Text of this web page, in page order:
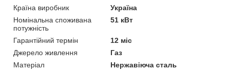
Країна виробник
Україна
Номінальна споживана
потужність
51 кВт
Гарантійний термін
12 міс
Джерело живлення
Газ
Матеріал
Нержавіюча сталь